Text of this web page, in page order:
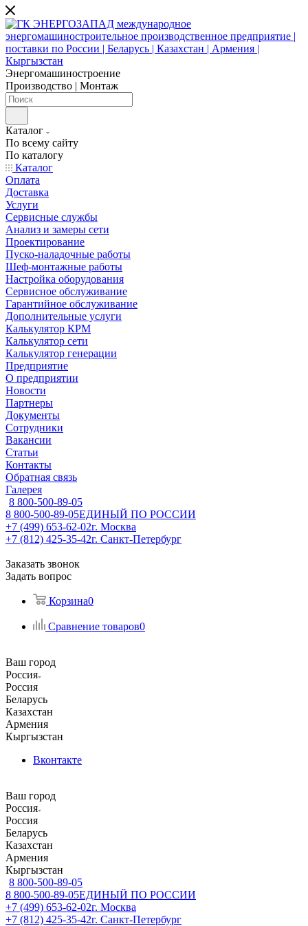
Энергомашиностроение
Производство | Монтаж
Каталог
По всему сайту
По каталогу
Каталог
Оплата
Доставка
Услуги
Сервисные службы
Анализ и замеры сети
Проектирование
Пуско-наладочные работы
Шеф-монтажные работы
Настройка оборудования
Сервисное обслуживание
Гарантийное обслуживание
Дополнительные услуги
Калькулятор КРМ
Калькулятор сети
Калькулятор генерации
Предприятие
О предприятии
Новости
Партнеры
Документы
Сотрудники
Вакансии
Статьи
Контакты
Обратная связь
Галерея
8 800-500-89-05
8 800-500-89-05ЕДИНЫЙ ПО РОССИИ
+7 (499) 653-62-02г. Москва
+7 (812) 425-35-42г. Санкт-Петербург
Заказать звонок
Задать вопрос
Корзина0
Сравнение товаров0
Ваш город
Россия
Россия
Беларусь
Казахстан
Армения
Кыргызстан
Вконтакте
Ваш город
Россия
Россия
Беларусь
Казахстан
Армения
Кыргызстан
8 800-500-89-05
8 800-500-89-05ЕДИНЫЙ ПО РОССИИ
+7 (499) 653-62-02г. Москва
+7 (812) 425-35-42г. Санкт-Петербург